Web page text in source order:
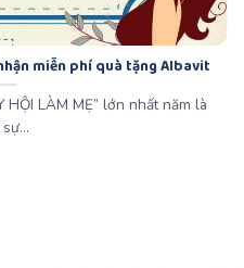
miễn phí quà tặng Albavit
HỘI LÀM MẸ” lớn nhất năm là